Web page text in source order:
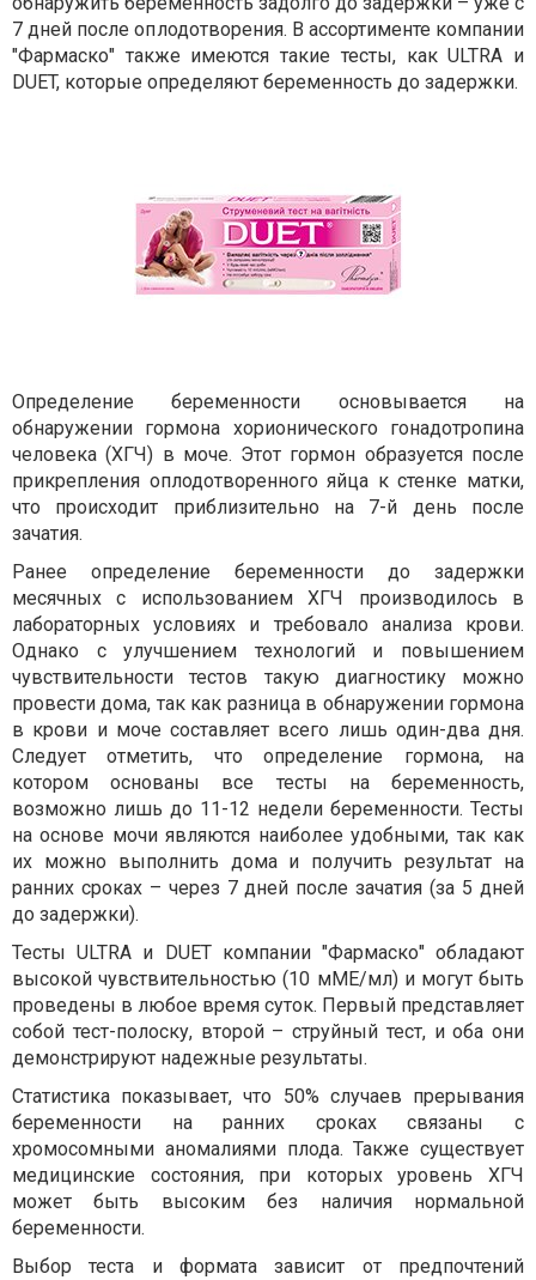
7 дней после оплодотворения. В ассортименте компании
"Фармаско" также имеются такие тесты, как ULTRA и
DUET, которые определяют беременность до задержки.
Определение беременности основывается на
обнаружении гормона хорионического гонадотропина
человека (ХГЧ) в моче. Этот гормон образуется после
прикрепления оплодотворенного яйца к стенке матки,
что происходит приблизительно на 7-й день после
зачатия.
Ранее определение беременности до задержки
месячных с использованием ХГЧ производилось в
лабораторных условиях и требовало анализа крови.
Однако с улучшением технологий и повышением
чувствительности тестов такую диагностику можно
провести дома, так как разница в обнаружении гормона
в крови и моче составляет всего лишь один-два дня.
Следует отметить, что определение гормона, на
котором основаны все тесты на беременность,
возможно лишь до 11-12 недели беременности. Тесты
на основе мочи являются наиболее удобными, так как
их можно выполнить дома и получить результат на
ранних сроках – через 7 дней после зачатия (за 5 дней
до задержки).
Тесты ULTRA и DUET компании "Фармаско" обладают
высокой чувствительностью (10 мМЕ/мл) и могут быть
проведены в любое время суток. Первый представляет
собой тест-полоску, второй – струйный тест, и оба они
демонстрируют надежные результаты.
Статистика показывает, что 50% случаев прерывания
беременности на ранних сроках связаны с
хромосомными аномалиями плода. Также существует
медицинские состояния, при которых уровень ХГЧ
может быть высоким без наличия нормальной
беременности.
Выбор теста и формата зависит от предпочтений